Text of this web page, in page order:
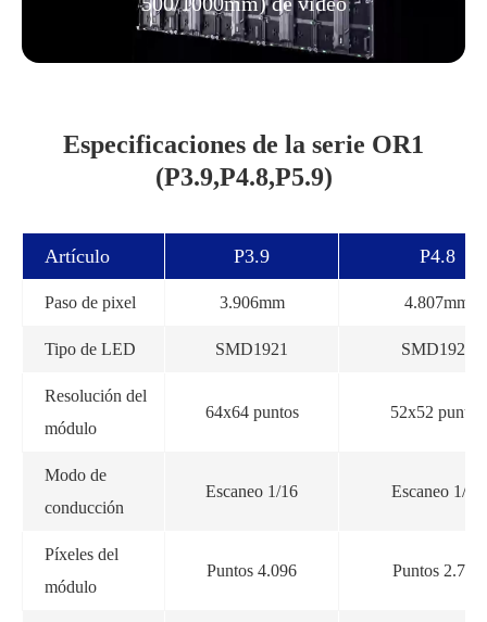
Especificaciones de la serie OR1
(P3.9,P4.8,P5.9)
Artículo P3.9 P4.8
Paso de pixel 3.906mm 4.807mm
Tipo de LED SMD1921 SMD1921
Resolución del
módulo
64x64 puntos 52x52 puntos
Modo de
conducción
Escaneo 1/16 Escaneo 1/13
Píxeles del
módulo
Puntos 4.096 Puntos 2.704